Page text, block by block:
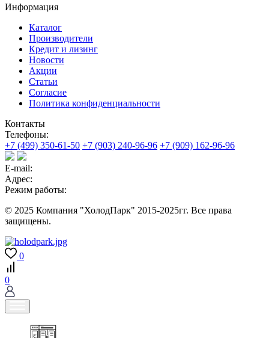
Информация
Каталог
Производители
Кредит и лизинг
Новости
Акции
Статьи
Согласие
Политика конфиденциальности
Контакты
Телефоны:
+7 (499) 350-61-50 +7 (903) 240-96-96 +7 (909) 162-96-96
E-mail:
Адрес:
Режим работы:
© 2025 Компания "ХолодПарк" 2015-2025гг. Все права
защищены.
0
0